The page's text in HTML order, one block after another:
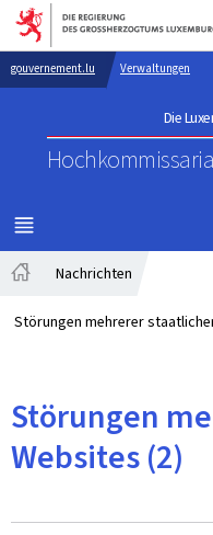
Zur
gouvernement.lu Verwaltungen
Die
MENÜ
HAUPT-
Nachrichten
Störungen mehrerer
Störungen
Websites (2)